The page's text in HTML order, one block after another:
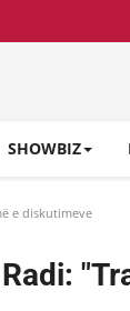
SHOWBIZ
e diskutimeve